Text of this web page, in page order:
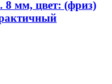
8 мм, цвет: (фриз)